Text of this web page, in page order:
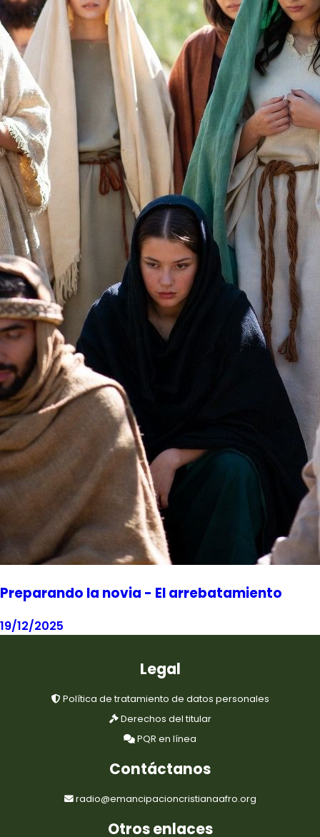
Preparando la novia - El arrebatamiento
19/12/2025
Legal
Política de tratamiento de datos personales
Derechos del titular
PQR en línea
Contáctanos
radio@emancipacioncristianaafro.org
Otros enlaces